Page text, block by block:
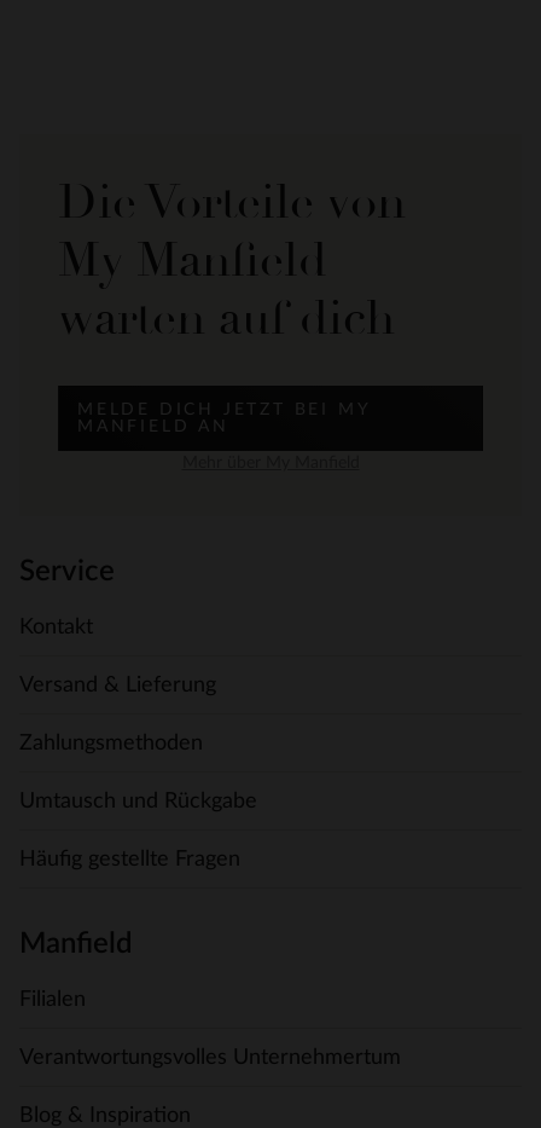
Die Vorteile von
My Manfield
warten auf dich
MELDE DICH JETZT BEI MY
MANFIELD AN
Service
Kontakt
Versand & Lieferung
Zahlungsmethoden
Umtausch und Rückgabe
Häufig gestellte Fragen
Manfield
Filialen
Verantwortungsvolles Unternehmertum
Blog & Inspiration